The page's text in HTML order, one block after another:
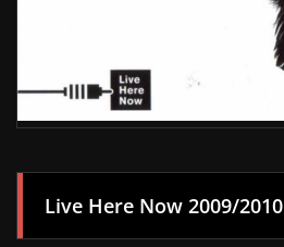
Live Here Now 2009/2010